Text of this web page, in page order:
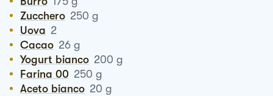
Zucchero 250 g
Uova 2
Cacao 26 g
Yogurt bianco 200 g
Farina 00 250 g
Aceto bianco 20 g